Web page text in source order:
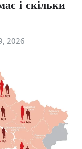
і скільки
2026